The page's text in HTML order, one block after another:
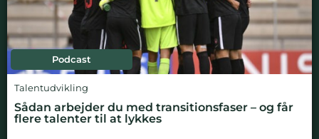
Podcast
Talentudvikling
Sådan arbejder du med transitionsfaser – og får
flere talenter til at lykkes